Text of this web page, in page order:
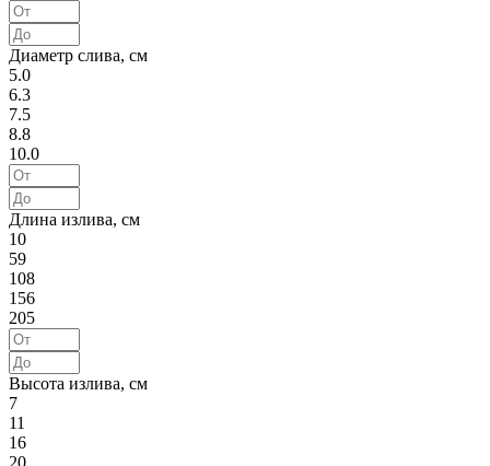
Диаметр слива, см
5.0
6.3
7.5
8.8
10.0
Длина излива, см
10
59
108
156
205
Высота излива, см
7
11
16
20